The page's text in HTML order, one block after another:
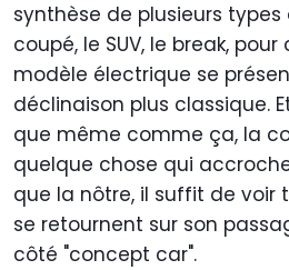
synthèse de plusieurs types
coupé, le SUV, le break,
modèle électrique se
déclinaison plus classique.
que même comme ça, la
quelque chose qui
que la nôtre, il suffit de voir
se retournent sur son
côté "concept car".